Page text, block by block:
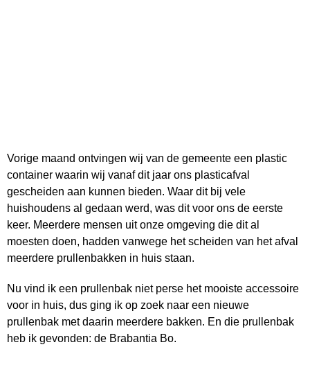
Vorige maand ontvingen wij van de gemeente een plastic
container waarin wij vanaf dit jaar ons plasticafval
gescheiden aan kunnen bieden. Waar dit bij vele
huishoudens al gedaan werd, was dit voor ons de eerste
keer. Meerdere mensen uit onze omgeving die dit al
moesten doen, hadden vanwege het scheiden van het afval
meerdere prullenbakken in huis staan.
Nu vind ik een prullenbak niet perse het mooiste accessoire
voor in huis, dus ging ik op zoek naar een nieuwe
prullenbak met daarin meerdere bakken. En die prullenbak
heb ik gevonden: de Brabantia Bo.